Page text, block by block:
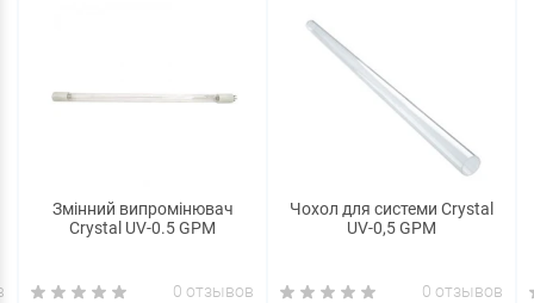
Змінний випромінювач
Crystal UV-0.5 GPM
0 отзывов
Чохол для системи Crystal
UV-0,5 GPM
0 отзывов